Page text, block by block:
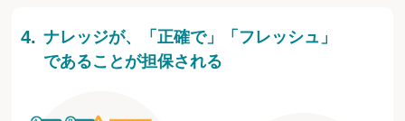
ナレッジが、「正確で」「フレッシュ」
であることが担保される